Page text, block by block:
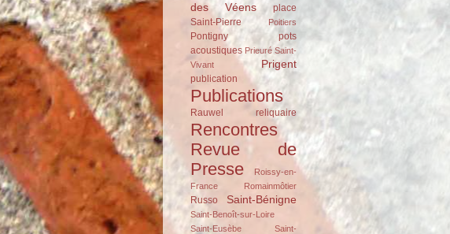
des Véens
place
Saint-Pierre
Poitiers
Pontigny
pots
acoustiques Prieuré Saint-
Vivant
Prigent
publication
Publications
Rauwel reliquaire
Rencontres
Revue de
Presse
Roissy-en-
France
Romainmôtier
Russo Saint-Bénigne
Saint-Benoît-sur-Loire
Saint-Eusèbe
Saint-